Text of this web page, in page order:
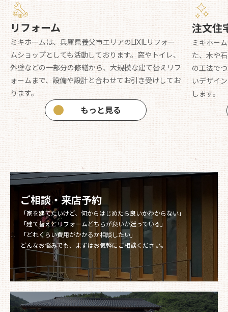
リフォーム
ミキホームは、兵庫県養父市エリアのLIXILリフォー
ムショップとしても活動しております。窓やトイレ、
外壁などの一部分の修繕から、大規模な建て替えリフ
ォームまで、設備や設計と合わせてお引き受けしてお
ります。
もっと見る
注文住
ミキホー
た、木や
の工法で
いデザイ
します。
ご相談・来店予約
「家を建てたいけど、何からはじめたら良いかわからない」
「建て替えとリフォームどちらが良いか迷っている」
「どれくらい費用がかかるか相談したい」
どんなお悩みでも、まずはお気軽にご相談ください。